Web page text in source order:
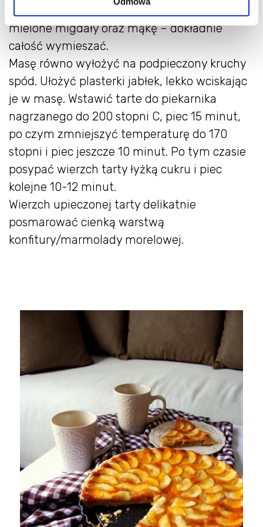
nie przerywając ucierania. Na koniec wsypać
mielone migdały oraz mąkę – dokładnie
całość wymieszać.
Masę równo wyłożyć na podpieczony kruchy
spód. Ułożyć plasterki jabłek, lekko wciskając
je w masę. Wstawić tarte do piekarnika
nagrzanego do 200 stopni C, piec 15 minut,
po czym zmniejszyć temperaturę do 170
stopni i piec jeszcze 10 minut. Po tym czasie
posypać wierzch tarty łyżką cukru i piec
kolejne 10-12 minut.
Wierzch upieczonej tarty delikatnie
posmarować cienką warstwą
konfitury/marmolady morelowej.